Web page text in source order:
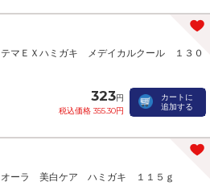
マＥＸハミガキ メデイカルクール １３０
323円
税込価格 355.30円
カートに
追加する
ーラ 美白ケア ハミガキ １１５ｇ